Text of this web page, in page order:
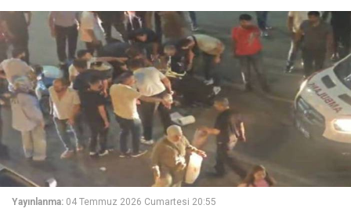
Yayınlanma: 04 Temmuz 2026 Cumartesi 20:55